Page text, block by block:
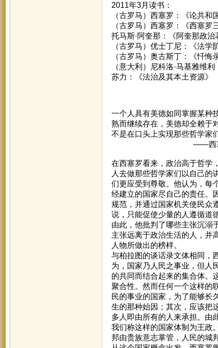
2011年3月读书：
（古罗马）西塞罗：《论共和
（古罗马）西塞罗：《西塞罗
托马斯·阿奎那：《阿奎那政治
（古罗马）优士丁尼：《法学
（古罗马）奥古斯丁：《忏悔
（意大利）尼科洛·马基雅维
苏力：《法治及其本土资源》
一个人具有美德如同掌握某种
熟而继续存在，美德却全赖于
不是在口头上实现那些哲
——西塞罗《论
在西塞罗看来，政治高于哲学
人去做那些哲学家们以自己的
们更应受到尊敬。他认为，每
经建立的国家尽自己的责任。
规范，并通过国家机关使民众
说，只能促使少量的人遵循道
由此，他批判了哪些主张沉溺
主张远离于政治生活的人，并
人物所做出的榜样。
与柏拉图的谈话录文体相同，
为，国家乃人民之事业，但人
的共同而结合起来的集合体。
聚合性。然而任何一个这样的
民的事业的国家，为了能够长
生的那种始因；其次，应该把
多人即由所有的人来承担。由
我们称这样的国家体制为王政
邦由贵族意志掌管，人民的城